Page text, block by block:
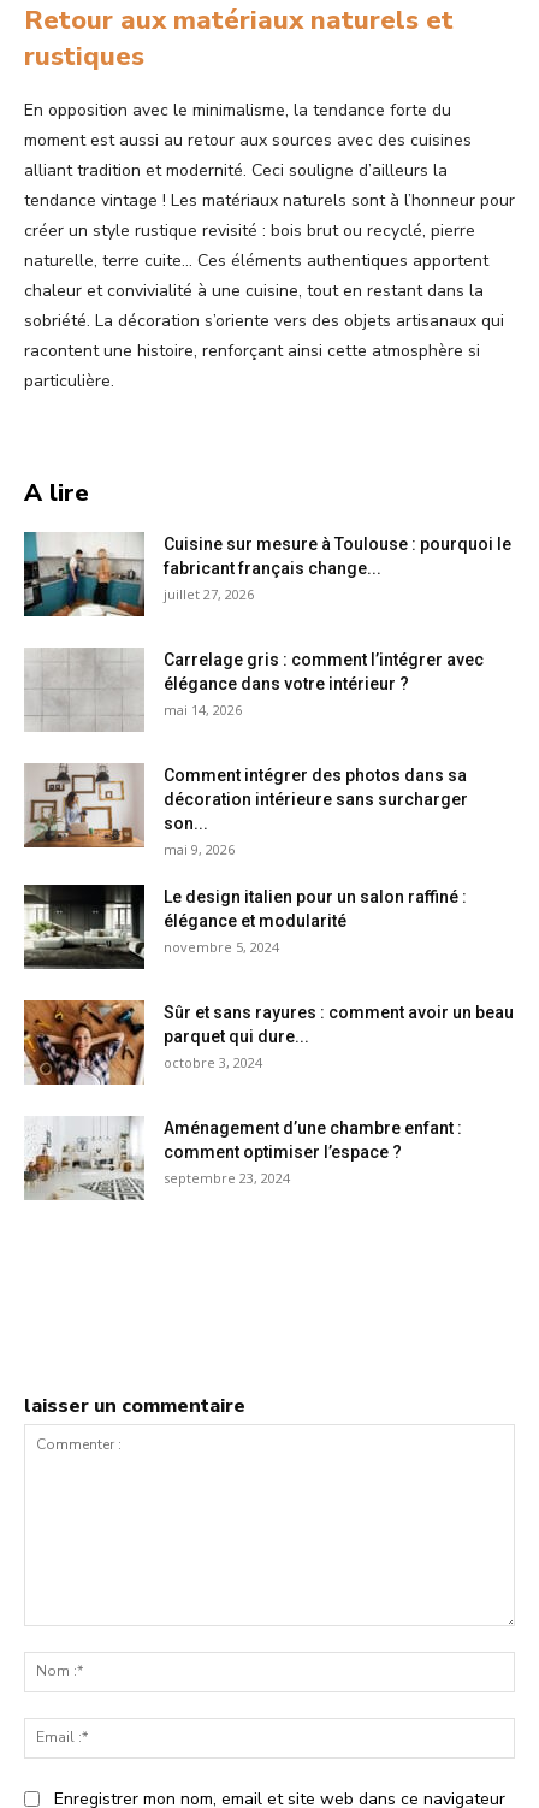
Retour aux matériaux naturels et
rustiques
En opposition avec le minimalisme, la tendance forte du
moment est aussi au retour aux sources avec des cuisines
alliant tradition et modernité. Ceci souligne d’ailleurs la
tendance vintage ! Les matériaux naturels sont à l’honneur pour
créer un style rustique revisité : bois brut ou recyclé, pierre
naturelle, terre cuite… Ces éléments authentiques apportent
chaleur et convivialité à une cuisine, tout en restant dans la
sobriété. La décoration s’oriente vers des objets artisanaux qui
racontent une histoire, renforçant ainsi cette atmosphère si
particulière.
A lire
Cuisine sur mesure à Toulouse : pourquoi le
fabricant français change...
juillet 27, 2026
Carrelage gris : comment l’intégrer avec
élégance dans votre intérieur ?
mai 14, 2026
Comment intégrer des photos dans sa
décoration intérieure sans surcharger
son...
mai 9, 2026
Le design italien pour un salon raffiné :
élégance et modularité
novembre 5, 2024
Sûr et sans rayures : comment avoir un beau
parquet qui dure...
octobre 3, 2024
Aménagement d’une chambre enfant :
comment optimiser l’espace ?
septembre 23, 2024
laisser un commentaire
:*
:*
Enregistrer mon nom, email et site web dans ce navigateur